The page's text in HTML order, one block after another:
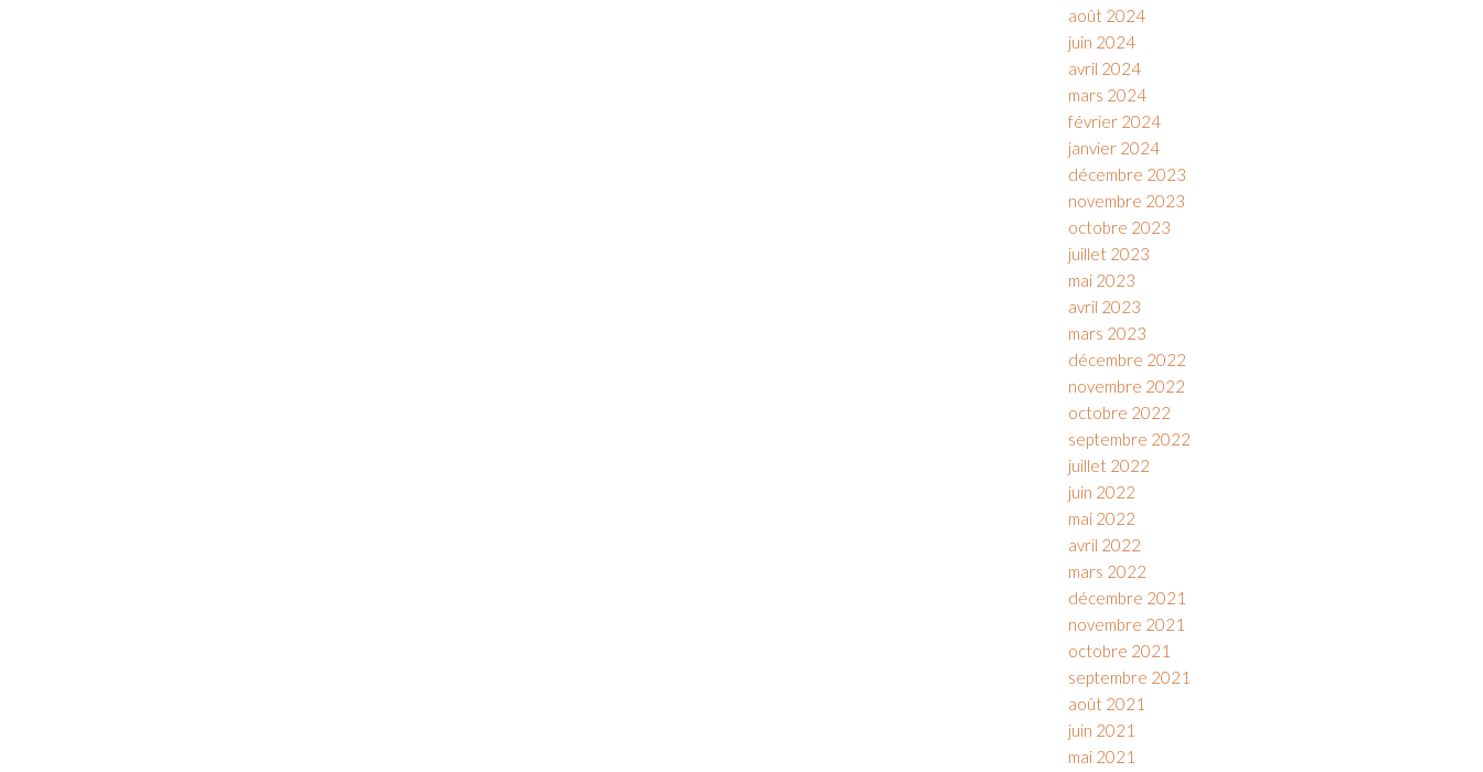
août 2024
juin 2024
avril 2024
mars 2024
février 2024
janvier 2024
décembre 2023
novembre 2023
octobre 2023
juillet 2023
mai 2023
avril 2023
mars 2023
décembre 2022
novembre 2022
octobre 2022
septembre 2022
juillet 2022
juin 2022
mai 2022
avril 2022
mars 2022
décembre 2021
novembre 2021
octobre 2021
septembre 2021
août 2021
juin 2021
mai 2021